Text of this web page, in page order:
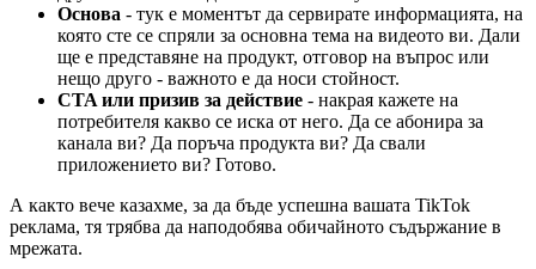
Основа - тук е моментът да сервирате информацията, на
която сте се спряли за основна тема на видеото ви. Дали
ще е представяне на продукт, отговор на въпрос или
нещо друго - важното е да носи стойност.
CTA или призив за действие - накрая кажете на
потребителя какво се иска от него. Да се абонира за
канала ви? Да поръча продукта ви? Да свали
приложението ви? Готово.
А както вече казахме, за да бъде успешна вашата TikTok
реклама, тя трябва да наподобява обичайното съдържание в
мрежата.